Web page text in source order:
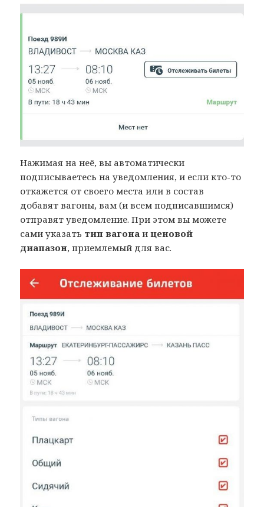
Нажимая на неё, вы автоматически
подписываетесь на уведомления, и если кто-то
откажется от своего места или в состав
добавят вагоны, вам (и всем подписавшимся)
отправят уведомление. При этом вы можете
сами указать тип вагона иценовой
диапазон, приемлемый для вас.